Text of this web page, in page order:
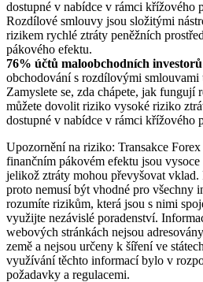
dostupné v nabídce v rámci křížového
Rozdílové smlouvy jsou složitými
rizikem rychlé ztráty peněžních
pákového efektu.
76% účtů maloobchodních
obchodování s rozdílovými smlouvami
Zamyslete se, zda chápete, jak fungují
můžete dovolit riziko vysoké riziko
dostupné v nabídce v rámci křížového
Upozornění na riziko: Transakce
finančním pákovém efektu jsou
jelikož ztráty mohou převyšovat
proto nemusí být vhodné pro všechny
rozumíte rizikům, která jsou s nimi
využijte nezávislé poradenství.
webových stránkách nejsou
země a nejsou určeny k šíření ve
využívání těchto informací bylo v
požadavky a regulacemi.